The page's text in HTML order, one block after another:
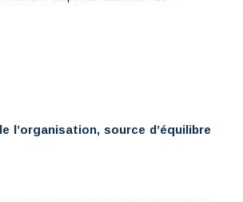
l’organisation, source d’équilibre